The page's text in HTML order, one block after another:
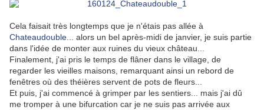
Cela faisait très longtemps que je n'étais pas allée à
Chateaudouble ... alors un bel après-midi de janvier, je suis partie
dans l'idée de monter aux ruines du vieux château...
Finalement, j'ai pris le temps de flâner dans le village, de
regarder les vieilles maisons, remarquant ainsi un rebord de
fenêtres où des théières servent de pots de fleurs...
Et puis, j'ai commencé à grimper par les sentiers... mais j'ai dû
me tromper à une bifurcation car je ne suis pas arrivée aux